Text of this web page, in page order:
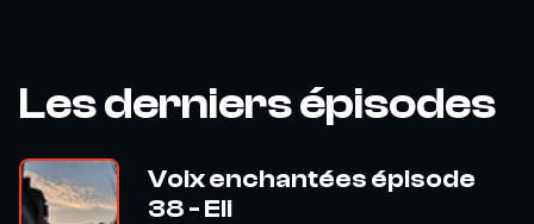
Les derniers épisodes
Voix enchantées épisode
38 - Eli